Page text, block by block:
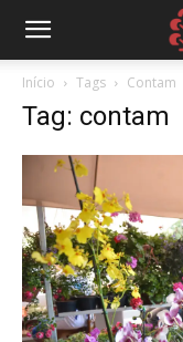
Início Tags Contam
Tag: contam